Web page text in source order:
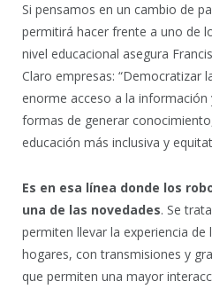
Si pensamos en un cambio de
permitirá hacer frente a uno de
nivel educacional asegura
Claro empresas: “Democratizar
enorme acceso a la información
formas de generar
educación más inclusiva y
Es en esa línea donde los
una de las novedades. Se
permiten llevar la experiencia de
hogares, con transmisiones y
que permiten una mayor